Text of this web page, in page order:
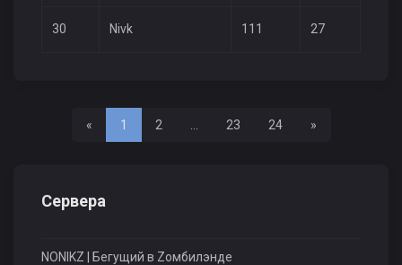
30 Nivk 111 27
«Назад
1 2 23 24 »Вперед
Сервера
NONIKZ | Бегущий в Zомбилэнде